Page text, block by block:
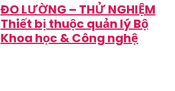
ĐO LƯỜNG – THỬ NGHIỆM
Thiết bị thuộc quản lý Bộ
Khoa học & Công nghệ